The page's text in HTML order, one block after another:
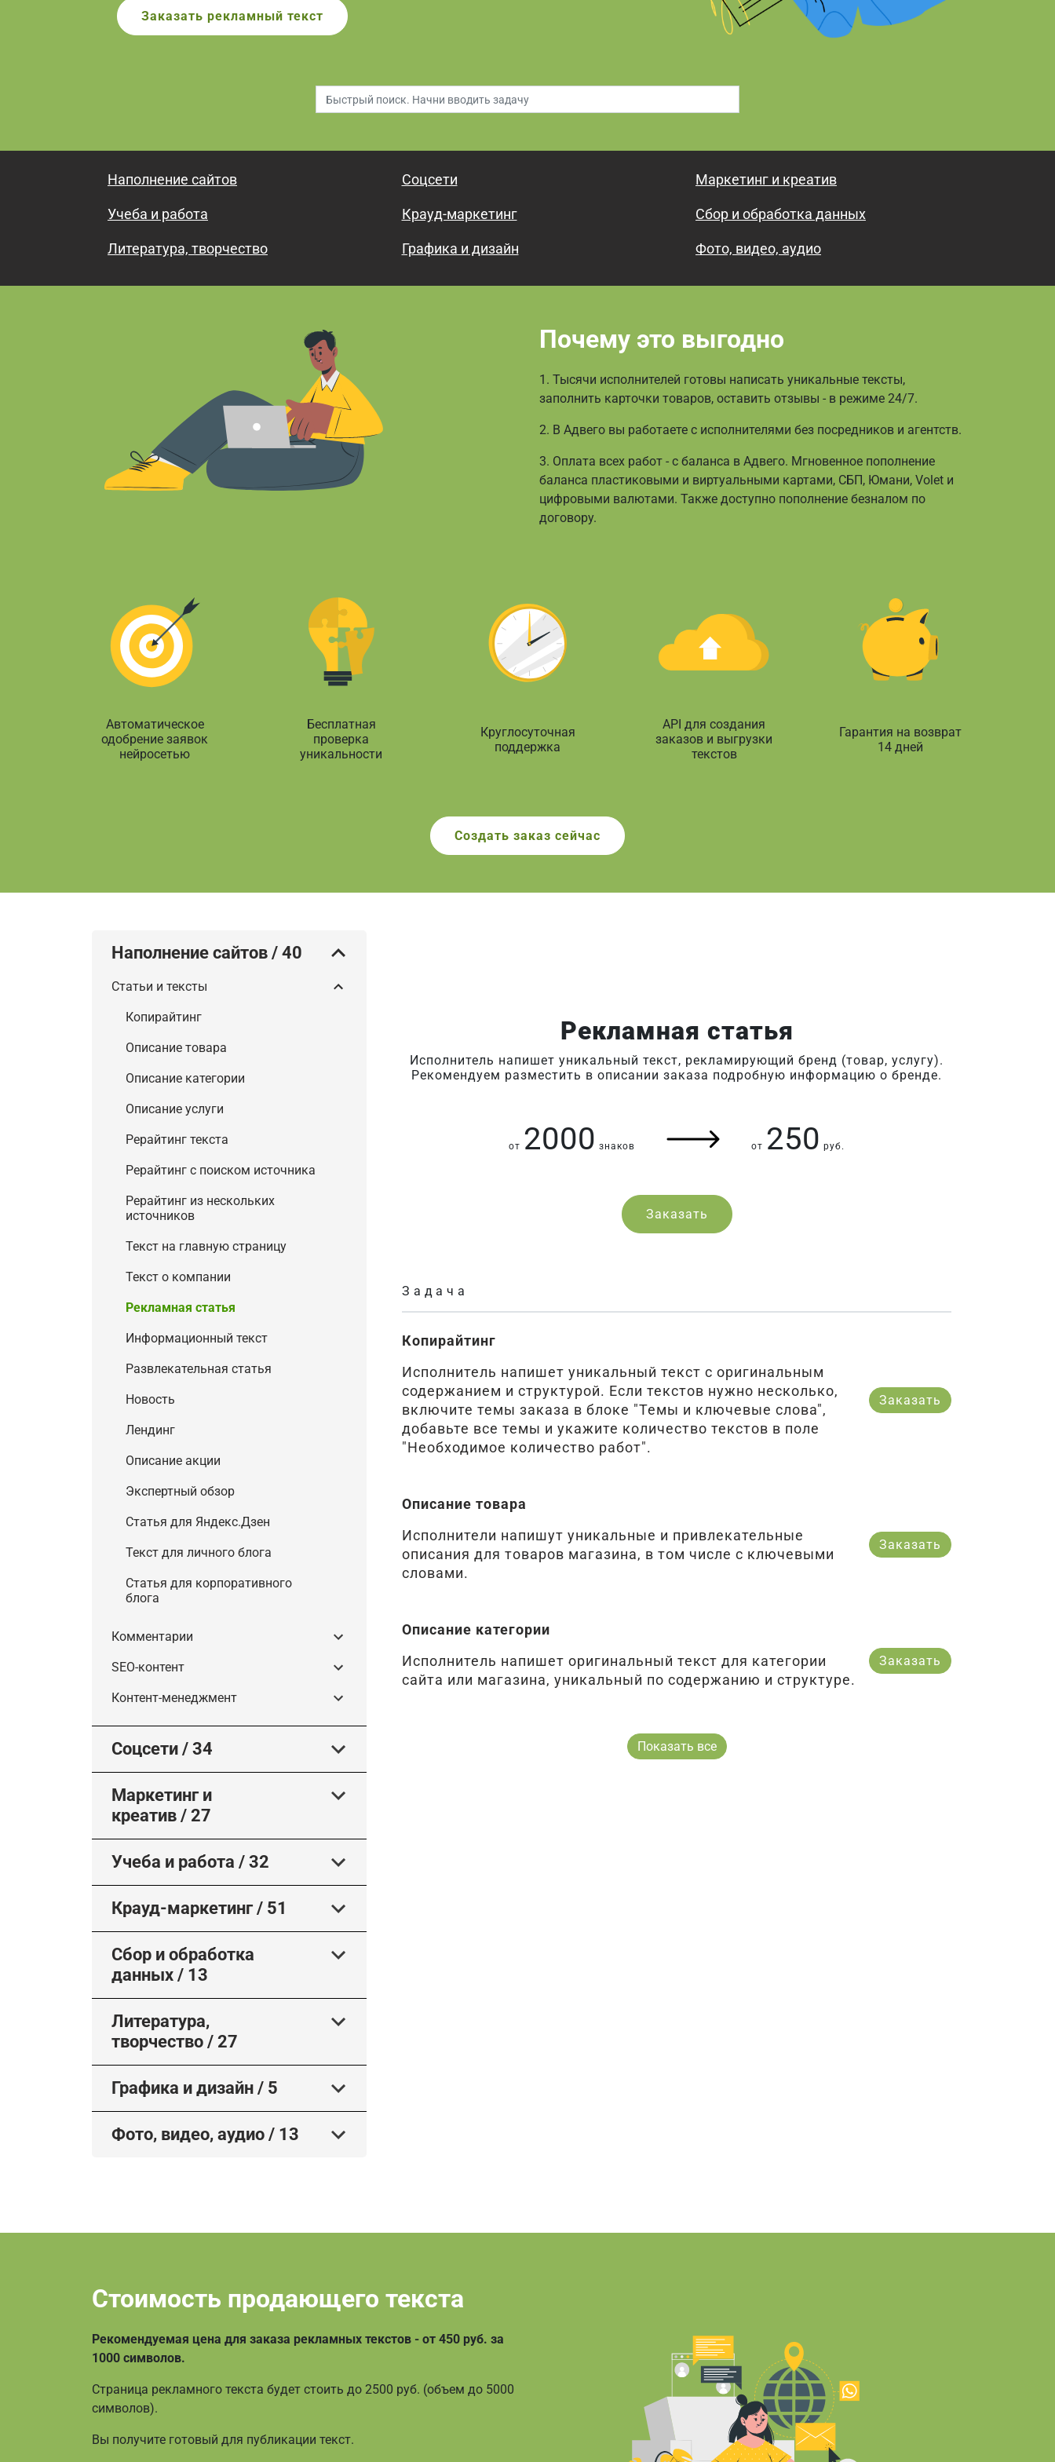
Заказать рекламный текст
Наполнение сайтов Соцсети Маркетинг и креатив
Учеба и работа Крауд-маркетинг Сбор и обработка данных
Литература, творчество Графика и дизайн Фото, видео, аудио
Почему это выгодно
1. Тысячи исполнителей готовы написать уникальные тексты,
заполнить карточки товаров, оставить отзывы - в режиме 24/7.
2. В Адвего вы работаете с исполнителями без посредников и агентств.
3. Оплата всех работ - с баланса в Адвего. Мгновенное пополнение
баланса пластиковыми и виртуальными картами, СБП, Юмани, Volet и
цифровыми валютами. Также доступно пополнение безналом по
договору.
Автоматическое
одобрение заявок
нейросетью
Бесплатная
проверка
уникальности
Круглосуточная
поддержка
API для создания
заказов и выгрузки
текстов
Гарантия на возврат
14 дней
Создать заказ сейчас
Наполнение сайтов / 40
Статьи и тексты
Копирайтинг
Описание товара
Описание категории
Описание услуги
Рерайтинг текста
Рерайтинг с поиском источника
Рерайтинг из нескольких
источников
Текст на главную страницу
Текст о компании
Рекламная статья
Информационный текст
Развлекательная статья
Новость
Лендинг
Описание акции
Экспертный обзор
Статья для Яндекс.Дзен
Текст для личного блога
Cтатья для корпоративного
блога
Комментарии
SEO-контент
Контент-менеджмент
Соцсети / 34
Маркетинг и
креатив / 27
Учеба и работа / 32
Крауд-маркетинг / 51
Сбор и обработка
данных / 13
Литература,
творчество / 27
Графика и дизайн / 5
Фото, видео, аудио / 13
Рекламная статья
Исполнитель напишет уникальный текст, рекламирующий бренд (товар, услугу).
Рекомендуем разместить в описании заказа подробную информацию о бренде.
от 2000 знаков от 250 руб.
Заказать
Задача
Копирайтинг
Исполнитель напишет уникальный текст с оригинальным
содержанием и структурой. Если текстов нужно несколько,
включите темы заказа в блоке "Темы и ключевые слова",
добавьте все темы и укажите количество текстов в поле
"Необходимое количество работ".
Заказать
Описание товара
Исполнители напишут уникальные и привлекательные
описания для товаров магазина, в том числе с ключевыми
словами.
Заказать
Описание категории
Исполнитель напишет оригинальный текст для категории
сайта или магазина, уникальный по содержанию и структуре.
Заказать
Показать все
Стоимость продающего текста
Рекомендуемая цена для заказа рекламных текстов - от 450 руб. за
1000 символов.
Страница рекламного текста будет стоить до 2500 руб. (объем до 5000
символов).
Вы получите готовый для публикации текст.